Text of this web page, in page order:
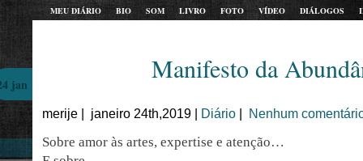
MEU DIÁRIO BIO SOM LIVRO FOTO VÍDEO DIÁLOGOS
Manifesto da
jan
merije | janeiro 24th,2019 | Diário Nenhum
Sobre amor às artes, expertise e atenção…